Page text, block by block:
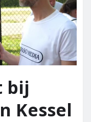
bij
Kessel